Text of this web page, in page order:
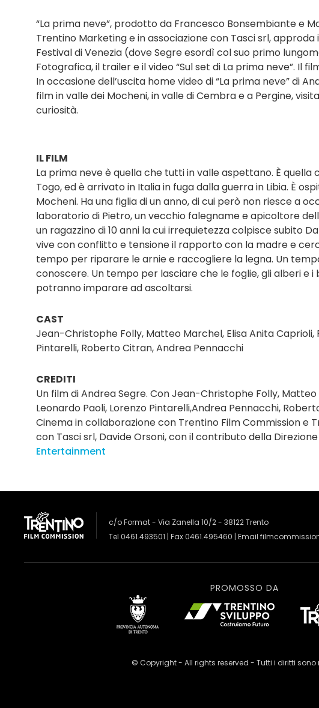
“La prima neve”, prodotto da Francesco Bonsembiante e
Trentino Marketing e in associazione con Tasci srl,
Festival di Venezia (dove Segre esordì col suo primo
Fotografica, il trailer e il video “Sul set di La prima neve”. Il
In occasione dell’uscita home video di “La prima neve” di
film in valle dei Mocheni, in valle di Cembra e a Pergine,
curiosità.
IL FILM
La prima neve è quella che tutti in valle aspettano. È
Togo, ed è arrivato in Italia in fuga dalla guerra in Libia. È
Mocheni. Ha una figlia di un anno, di cui però non riesce a
laboratorio di Pietro, un vecchio falegname e apicoltore
un ragazzino di 10 anni la cui irrequietezza colpisce subito
vive con conflitto e tensione il rapporto con la madre e
tempo per riparare le arnie e raccogliere la legna. Un
conoscere. Un tempo per lasciare che le foglie, gli alberi e
potranno imparare ad ascoltarsi.
CAST
Jean-Christophe Folly, Matteo Marchel, Elisa Anita
Pintarelli, Roberto Citran, Andrea Pennacchi
CREDITI
Un film di Andrea Segre. Con Jean-Christophe Folly,
Leonardo Paoli, Lorenzo Pintarelli,Andrea Pennacchi,
Cinema in collaborazione con Trentino Film Commission e
con Tasci srl, Davide Orsoni, con il contributo della
Entertainment
c/o Format - Via Zanella 10/2 - 38122 Trento
Tel 0461.493501 | Fax 0461.495460 | Email
PROMOSSO DA
© Copyright - All rights reserved - Tutti i diritti